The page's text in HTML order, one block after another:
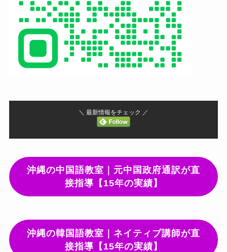
＼ 最新情報をチェック ／
沖縄の中国語教室｜元中国政府通訳が直
接指導【15年の実績】
沖縄の韓国語教室｜ネイティブ講師が直
接指導【15年の実績】